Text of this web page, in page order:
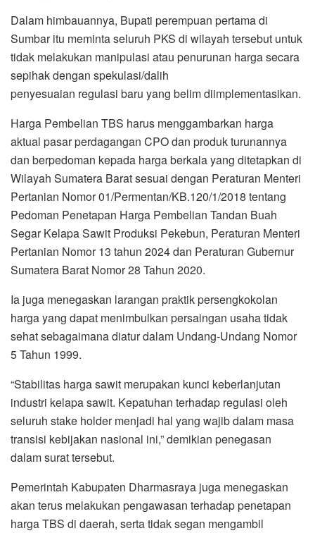
Dalam himbauannya, Bupati perempuan pertama di
Sumbar itu meminta seluruh PKS di wilayah tersebut untuk
tidak melakukan manipulasi atau penurunan harga secara
sepihak dengan spekulasi/dalih
penyesuaian regulasi baru yang belim diimplementasikan.
Harga Pembelian TBS harus menggambarkan harga
aktual pasar perdagangan CPO dan produk turunannya
dan berpedoman kepada harga berkala yang ditetapkan di
Wilayah Sumatera Barat sesuai dengan Peraturan Menteri
Pertanian Nomor 01/Permentan/KB.120/1/2018 tentang
Pedoman Penetapan Harga Pembelian Tandan Buah
Segar Kelapa Sawit Produksi Pekebun, Peraturan Menteri
Pertanian Nomor 13 tahun 2024 dan Peraturan Gubernur
Sumatera Barat Nomor 28 Tahun 2020.
Ia juga menegaskan larangan praktik persengkokolan
harga yang dapat menimbulkan persaingan usaha tidak
sehat sebagaimana diatur dalam Undang-Undang Nomor
5 Tahun 1999.
“Stabilitas harga sawit merupakan kunci keberlanjutan
industri kelapa sawit. Kepatuhan terhadap regulasi oleh
seluruh stake holder menjadi hal yang wajib dalam masa
transisi kebijakan nasional ini,” demikian penegasan
dalam surat tersebut.
Pemerintah Kabupaten Dharmasraya juga menegaskan
akan terus melakukan pengawasan terhadap penetapan
harga TBS di daerah, serta tidak segan mengambil